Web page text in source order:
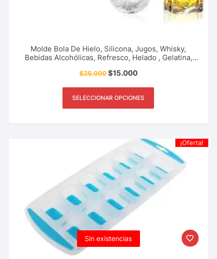
Molde Bola De Hielo, Silicona, Jugos, Whisky,
Bebidas Alcohólicas, Refresco, Helado , Gelatina,
Más.
$25.000$15.000
SELECCIONAR OPCIONES
Sin existencias
¡Oferta!